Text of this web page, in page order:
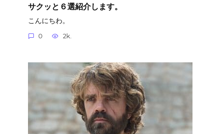
サクッと６選紹介します。
こんにちわ。
0 2k.